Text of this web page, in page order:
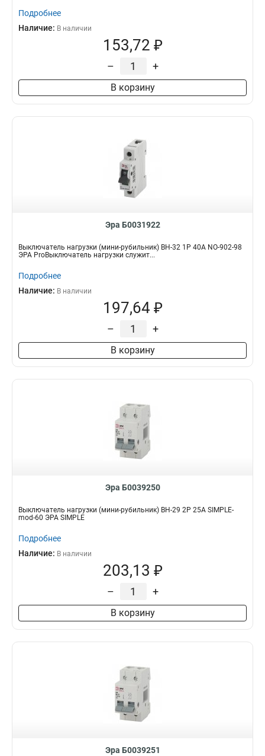
Подробнее
Наличие: В наличии
153,72 ₽
– +
В корзину
Эра Б0031922
Выключатель нагрузки (мини-рубильник) ВН-32 1P 40A NO-902-98
ЭРА ProВыключатель нагрузки служит...
Подробнее
Наличие: В наличии
197,64 ₽
– +
В корзину
Эра Б0039250
Выключатель нагрузки (мини-рубильник) ВН-29 2P 25А SIMPLE-
mod-60 ЭРА SIMPLE
Подробнее
Наличие: В наличии
203,13 ₽
– +
В корзину
Эра Б0039251